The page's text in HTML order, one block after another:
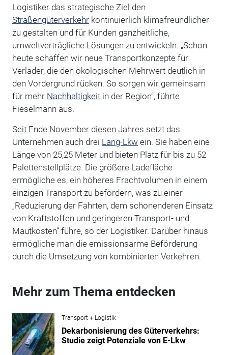
Logistiker das strategische Ziel den
Straßengüterverkehrkontinuierlich klimafreundlicher
zu gestalten und für Kunden ganzheitliche,
umweltverträgliche Lösungen zu entwickeln. „Schon
heute schaffen wir neue Transportkonzepte für
Verlader, die den ökologischen Mehrwert deutlich in
den Vordergrund rücken. So sorgen wir gemeinsam
für mehr Nachhaltigkeitin der Region“, führte
Fieselmann aus.
Seit Ende November diesen Jahres setzt das
Unternehmen auch drei Lang-Lkw ein. Sie haben eine
Länge von 25,25 Meter und bieten Platz für bis zu 52
Palettenstellplätze. Die größere Ladefläche
ermögliche es, ein höheres Frachtvolumen in einem
einzigen Transport zu befördern, was zu einer
„Reduzierung der Fahrten, dem schonenderen Einsatz
von Kraftstoffen und geringeren Transport- und
Mautkosten“ führe, so der Logistiker. Darüber hinaus
ermögliche man die emissionsarme Beförderung
durch die Umsetzung von kombinierten Verkehren.
Mehr zum Thema entdecken
Transport + Logistik
Dekarbonisierung des Güterverkehrs:
Studie zeigt Potenziale von E-Lkw